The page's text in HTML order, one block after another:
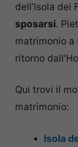
dell’Isola dei
sposarsi.
matrimonio a
ritorno
Qui trovi il
matrimonio:
Isola